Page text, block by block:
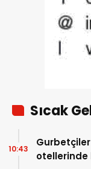
Sıcak
otellerinde
10:43